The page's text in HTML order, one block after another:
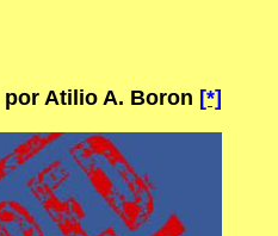
por Atilio A. Boron [*]